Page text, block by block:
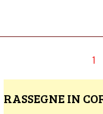
1
RASSEGNE IN